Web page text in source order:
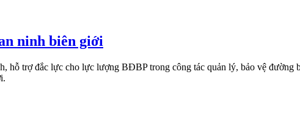
ninh biên giới
trợ đắc lực cho lực lượng BĐBP trong công tác quản lý, bảo vệ đường